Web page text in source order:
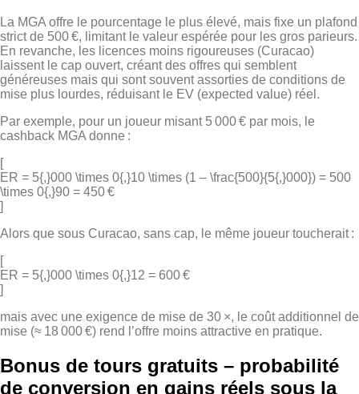
La MGA offre le pourcentage le plus élevé, mais fixe un plafond
strict de 500 €, limitant le valeur espérée pour les gros parieurs.
En revanche, les licences moins rigoureuses (Curacao)
laissent le cap ouvert, créant des offres qui semblent
généreuses mais qui sont souvent assorties de conditions de
mise plus lourdes, réduisant le EV (expected value) réel.
Par exemple, pour un joueur misant 5 000 € par mois, le
cashback MGA donne :
[
ER = 5{,}000 \times 0{,}10 \times (1 – \frac{500}{5{,}000}) = 500
\times 0{,}90 = 450 €
]
Alors que sous Curacao, sans cap, le même joueur toucherait :
[
ER = 5{,}000 \times 0{,}12 = 600 €
]
mais avec une exigence de mise de 30 ×, le coût additionnel de
mise (≈ 18 000 €) rend l’offre moins attractive en pratique.
Bonus de tours gratuits – probabilité
de conversion en gains réels sous la